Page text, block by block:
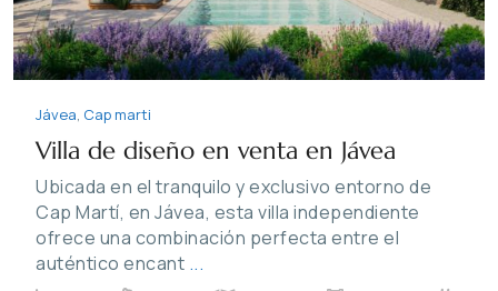
Jávea, Cap marti
Villa de diseño en venta en Jávea
Ubicada en el tranquilo y exclusivo entorno de
Cap Martí, en Jávea, esta villa independiente
ofrece una combinación perfecta entre el
auténtico encant ...